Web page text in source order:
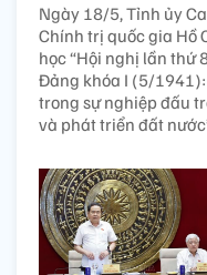
Ngày 18/5, Tỉnh ủy
Chính trị quốc gia Hồ
học “Hội nghị lần thứ
Đảng khóa I (5/
trong sự nghiệp đấu
và phát triển đất